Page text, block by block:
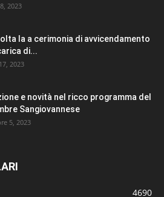
2023
la a cerimonia di avvicendamento
di...
2023
e novità nel ricco programma del
Sangiovannese
5, 2023
4690